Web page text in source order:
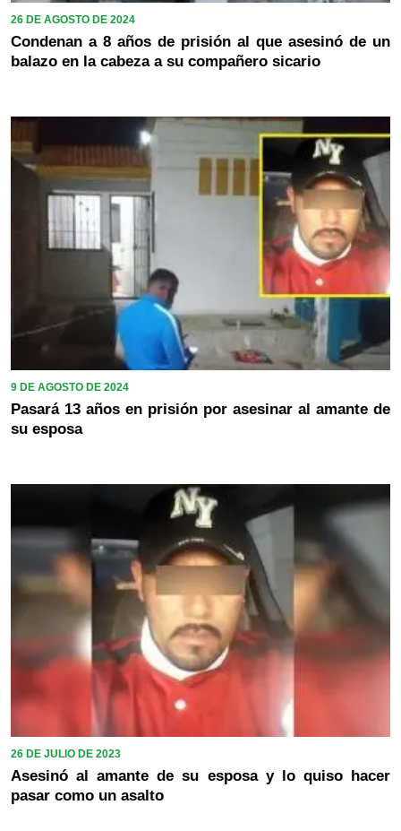
26 DE AGOSTO DE 2024
Condenan a 8 años de prisión al que asesinó de un
balazo en la cabeza a su compañero sicario
9 DE AGOSTO DE 2024
Pasará 13 años en prisión por asesinar al amante de
su esposa
26 DE JULIO DE 2023
Asesinó al amante de su esposa y lo quiso hacer
pasar como un asalto